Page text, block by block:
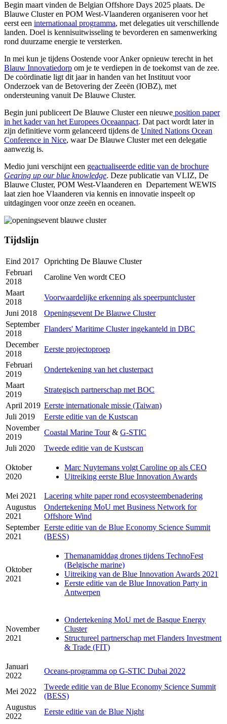
Begin maart vinden de Belgian Offshore Days 2025 plaats. De
Blauwe Cluster en POM West-Vlaanderen organiseren voor het
eerst een internationaal programma, met delegaties uit verschillende
landen. Doel is kennisuitwisseling te bevorderen en samenwerking
rond duurzame energie te versterken.
In mei kun je tijdens Oostende voor Anker opnieuw terecht in het
Blauw Innovatiedorp om je te verdiepen in de toekomst van de zee.
De coördinatie ligt dit jaar in handen van het Instituut voor
Onderzoek van de Betovering der Zeeën (IOBZ), met
ondersteuning vanuit De Blauwe Cluster.
Begin juni publiceert De Blauwe Cluster een nieuwe position paper
in het kader van het Europees Oceaanpact. Dat pact wordt later in
zijn definitieve vorm gelanceerd tijdens de United Nations Ocean
Conference in Nice, waar De Blauwe Cluster met een delegatie
aanwezig is.
Medio juni verschijnt een geactualiseerde editie van de brochure
Gearing up our blue knowledge. Deze publicatie van VLIZ, De
Blauwe Cluster, POM West-Vlaanderen en Departement WEWIS
laat zien hoe Vlaanderen via kennis en innovatie inspeelt op
uitdagingen voor onze zeeën en oceanen.
Tijdslijn
Eind 2017 Oprichting De Blauwe Cluster
Februari
2018
Caroline Ven wordt CEO
Maart
2018
Voorwaardelijke erkenning als speerpuntcluster
Juni 2018
Openingsevent De Blauwe Cluster
September
2018
Flanders' Maritime Cluster ingekanteld in DBC
December
2018
Eerste projectoproep
Februari
2019
Ondertekening van het clusterpact
Maart
2019
Strategisch partnerschap met BOC
April 2019 Eerste internationale missie (Taiwan)
Juli 2019
Eerste editie van de Kustscan
November
2019
Coastal Marine Tour& G-STIC
Juli 2020
Tweede editie van de Kustscan
Oktober
2020
Marc Nuytemans volgt Caroline op als CEO
Uitreiking eerste Blue Innovation Awards
Mei 2021
Lacering white paper rond ecosysteembenadering
Augustus
2021
Ondertekening MoU met Business Network for
Offshore Wind
September
2021
Eerste editie van de Blue Economy Science Summit
(BESS)
Oktober
2021
Themanamiddag drones tijdens TechnoFest
(Belgische marine)
Uitreiking van de Blue Innovation Awards 2021
Eerste editie van de Blue Innovation Party in
Antwerpen
November
2021
Ondertekening MoU met de Basque Energy
Cluster
Structureel partnerschap met Flanders Investment
& Trade (FIT)
Januari
2022
Oceans-programma op G-STIC Dubai 2022
Mei 2022
Tweede editie van de Blue Economy Science Summit
(BESS)
Augustus
2022
Eerste editie van de Blue Night